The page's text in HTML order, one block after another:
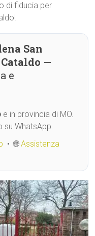
di fiducia per
San
—
e
e in provincia di MO.
WhatsApp.
• 🌐Assistenza